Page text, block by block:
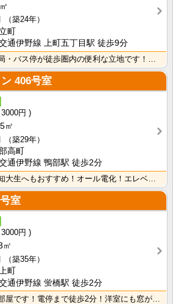
（築24年）
町
通伊野線 上町五丁目駅 徒歩9分
スーパー・コンビニ・薬局・バス停が徒歩圏内の便利な立地です！インターネット月額接続使用無料なので、月･･･
406号室
3000円
㎡
（築29年）
高町
通伊野線 鴨部駅 徒歩2分
朝倉キャンパスへ通う高知大生へもおすすめ！オール電化！エレベーター！インターネット月額使用料無料！敷･･･
室
3000円
㎡
（築35年）
町
通伊野線 蛍橋駅 徒歩2分